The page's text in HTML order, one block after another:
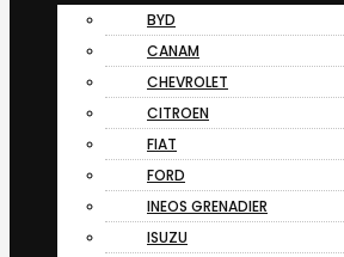
BYD
CANAM
CHEVROLET
CITROEN
FIAT
FORD
INEOS GRENADIER
ISUZU